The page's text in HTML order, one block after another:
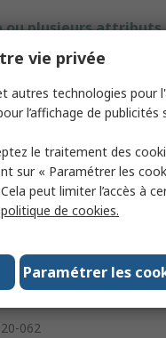
ou plusieurs attributs.
EUROSTAT
Molecular Sieve
Humidity Indicating
White
White Blotting Paper
MIL-P-116 Method 2, MIL-
20-062
vie privée
autres technologies pour
l’affichage de
le traitement des
sur « Paramétrer les
peut limiter l’accès à
politique de cookies.
Paramétrer les